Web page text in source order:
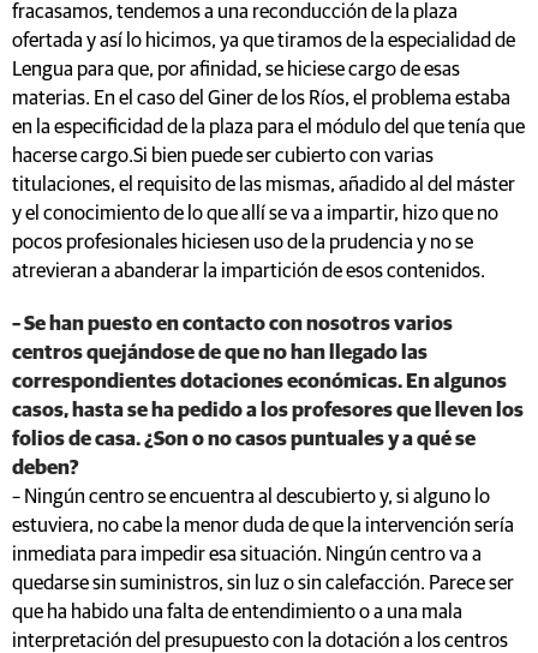
fracasamos, tendemos a una reconducción de la plaza
ofertada y así lo hicimos, ya que tiramos de la especialidad de
Lengua para que, por afinidad, se hiciese cargo de esas
materias. En el caso del Giner de los Ríos, el problema estaba
en la especificidad de la plaza para el módulo del que tenía que
hacerse cargo.Si bien puede ser cubierto con varias
titulaciones, el requisito de las mismas, añadido al del máster
y el conocimiento de lo que allí se va a impartir, hizo que no
pocos profesionales hiciesen uso de la prudencia y no se
atrevieran a abanderar la impartición de esos contenidos.
– Se han puesto en contacto con nosotros varios
centros quejándose de que no han llegado las
correspondientes dotaciones económicas. En algunos
casos, hasta se ha pedido a los profesores que lleven los
folios de casa. ¿Son o no casos puntuales y a qué se
deben?
– Ningún centro se encuentra al descubierto y, si alguno lo
estuviera, no cabe la menor duda de que la intervención sería
inmediata para impedir esa situación. Ningún centro va a
quedarse sin suministros, sin luz o sin calefacción. Parece ser
que ha habido una falta de entendimiento o a una mala
interpretación del presupuesto con la dotación a los centros